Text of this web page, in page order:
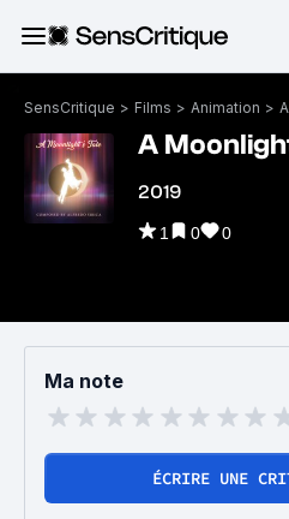
SensCritique > Films > Animation >
A
2019
1 0 0
Ma note
ÉCRIRE UNE